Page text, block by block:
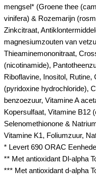
mengsel* (Groene thee
vinifera) & Rozemarijn
Zinkcitraat,
magnesiumzouten van
Thieaminemononitraat,
(nicotinamide),
Riboflavine, Inositol, Rutine,
(pyridoxine hydrochloride),
benzoezuur, Vitamine A
Kopersulfaat, Vitamine B12
Selenomethionone &
Vitamine K1, Foliumzuur,
* Levert 690 ORAC
** Met antioxidant Dl-alpha
*** Met antioxidant d-alpha